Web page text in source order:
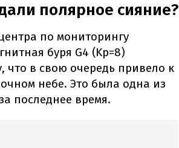
полярное сияние?
по мониторингу
буря G4 (Kp=8)
что в свою очередь привело к
небе. Это была одна из
последнее время.